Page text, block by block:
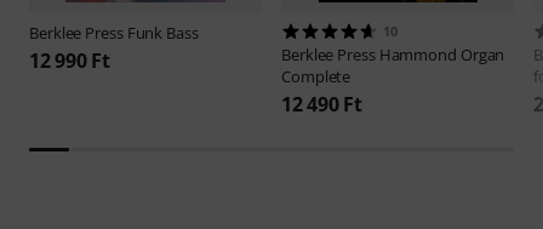
Berklee Press Funk Bass
12 990 Ft
10
Berklee Press Hammond Organ
Complete
12 490 Ft